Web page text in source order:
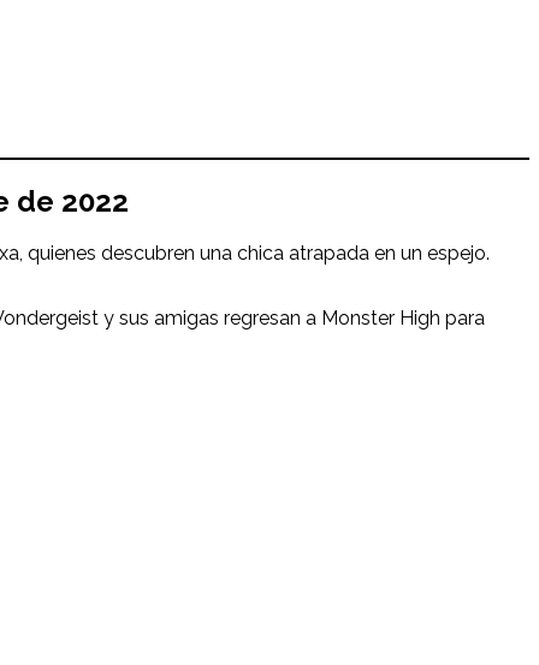
de 2022
quienes descubren una chica atrapada en un espejo.
y sus amigas regresan a Monster High para